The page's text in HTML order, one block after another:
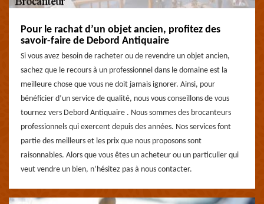
Pour le rachat d’un objet ancien, profitez des
savoir-faire de Debord Antiquaire
Si vous avez besoin de racheter ou de revendre un objet ancien,
sachez que le recours à un professionnel dans le domaine est la
meilleure chose que vous ne doit jamais ignorer. Ainsi, pour
bénéficier d’un service de qualité, nous vous conseillons de vous
tournez vers Debord Antiquaire . Nous sommes des brocanteurs
professionnels qui exercent depuis des années. Nos services font
partie des meilleurs et les prix que nous proposons sont
raisonnables. Alors que vous êtes un acheteur ou un particulier qui
veut vendre un bien, n’hésitez pas à nous contacter.